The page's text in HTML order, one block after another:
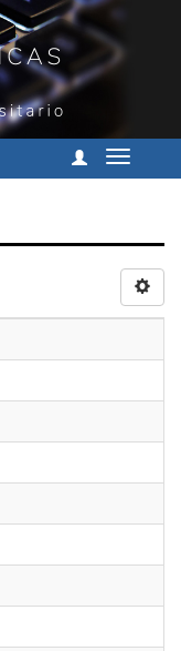
Cambiar